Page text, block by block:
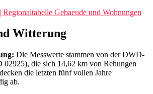
Regionaltabelle Gebaeude und Wohnungen
Witterung
Die Messwerte stammen von der DWD-
02925), die sich 14,62 km von Rehungen
die letzten fünf vollen Jahre
ab.